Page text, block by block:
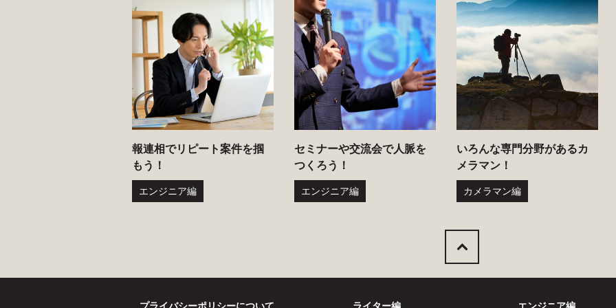
報連相でリピート案件を掴
もう！
エンジニア編
セミナーや交流会で人脈を
つくろう！
エンジニア編
いろんな専門分野があるカ
メラマン！
カメラマン編